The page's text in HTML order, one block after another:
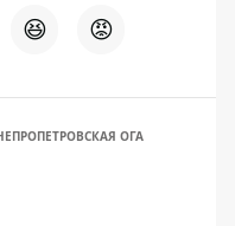
😆 😡
ОГА